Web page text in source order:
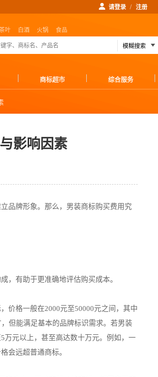
请登录 / 注册
叶 白酒 火锅
食品
商标超市 综合服务
影响因素
品牌形象。那么，男装商标购买费用究
，有助于更准确地评估购买成本。
价格一般在2000元至50000元之间，其中
但能满足基本的品牌标识需求。若男装
万元以上，甚至高达数十万元。例如，一
会远超普通商标。